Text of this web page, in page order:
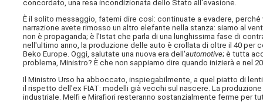
concordato, una resa incondizionata dello Stato all'evasione.
È il solito messaggio, fatemi dire così: continuate a evadere,
narrazione avete rimosso un altro elefante nella stanza: siamo al
non è propaganda; è l'Istat che parla di una lunghissima fase di
nell'ultimo anno, la produzione delle auto è crollata di oltre il 40 per
Beko Europe. Oggi, salutate una nuova era dell'automotive; è tutta
problema, Ministro? È che non sappiamo dire quando inizierà e nel
Il Ministro Urso ha abboccato, inspiegabilmente, a quel piatto di
il rispetto dell'ex FIAT: modelli già vecchi sul nascere. La
industriale. Melfi e Mirafiori resteranno sostanzialmente ferme per